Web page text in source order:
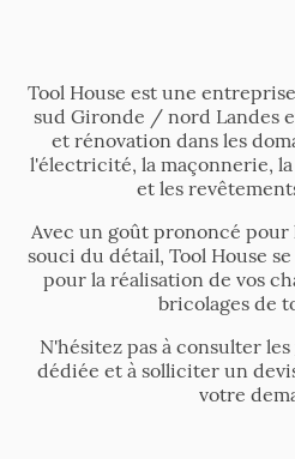
Tool House est une
sud Gironde / nord Landes
et rénovation dans les
l'électricité, la maçonnerie,
et les
Avec un goût prononcé
souci du détail, Tool House
pour la réalisation de vos
bricolages de
N'hésitez pas à consulter les
dédiée et à solliciter un
votre